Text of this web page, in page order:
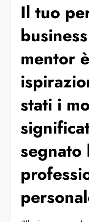
Il tuo
mentor
stati i
segnato